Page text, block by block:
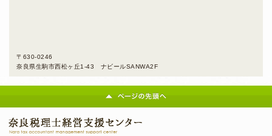
〒630-0246
奈良県生駒市西松ヶ丘1-43 ナビールSANWA2F